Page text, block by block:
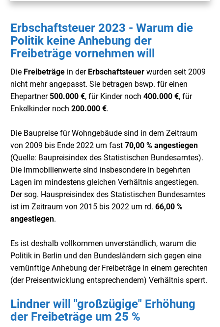
Erbschaftsteuer 2023 - Warum die
Politik keine Anhebung der
Freibeträge vornehmen will
Die Freibeträge in der Erbschaftsteuer wurden seit 2009
nicht mehr angepasst. Sie betragen bswp. für einen
Ehepartner 500.000 €, für Kinder noch 400.000 €, für
Enkelkinder noch 200.000 €.
Die Baupreise für Wohngebäude sind in dem Zeitraum
von 2009 bis Ende 2022 um fast 70,00 % angestiegen
(Quelle: Baupreisindex des Statistischen Bundesamtes).
Die Immobilienwerte sind insbesondere in begehrten
Lagen im mindestens gleichen Verhältnis angestiegen.
Der sog. Hauspreisindex des Statistischen Bundesamtes
ist im Zeitraum von 2015 bis 2022 um rd. 66,00 %
angestiegen.
Es ist deshalb vollkommen unverständlich, warum die
Politik in Berlin und den Bundesländern sich gegen eine
vernünftige Anhebung der Freibeträge in einem gerechten
(der Preisentwicklung entsprechendem) Verhältnis sperrt.
Lindner will "großzügige" Erhöhung
der Freibeträge um 25 %